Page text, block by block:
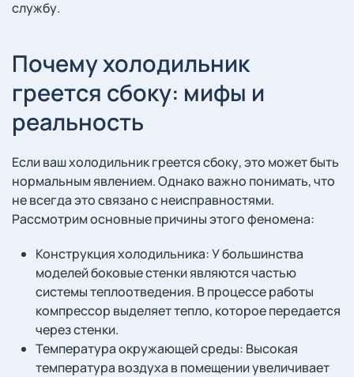
службу.
Почему холодильник
греется сбоку: мифы и
реальность
Если ваш холодильник греется сбоку, это может быть
нормальным явлением. Однако важно понимать, что
не всегда это связано с неисправностями.
Рассмотрим основные причины этого феномена:
Конструкция холодильника: У большинства
моделей боковые стенки являются частью
системы теплоотведения. В процессе работы
компрессор выделяет тепло, которое передается
через стенки.
Температура окружающей среды: Высокая
температура воздуха в помещении увеличивает